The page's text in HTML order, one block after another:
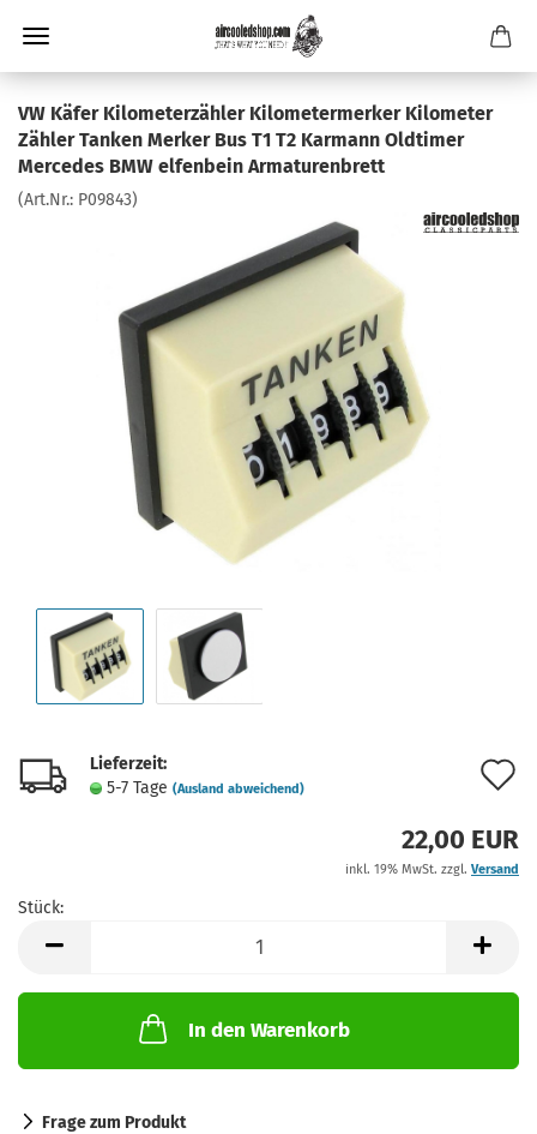
VW Käfer Kilometerzähler Kilometermerker Kilometer
Zähler Tanken Merker Bus T1 T2 Karmann Oldtimer
Mercedes BMW elfenbein Armaturenbrett
(Art.Nr.: P09843)
Lieferzeit:
5-7 Tage (Ausland abweichend)
22,00 EUR
inkl. 19% MwSt. zzgl. Versand
Stück:
In den Warenkorb
Frage zum Produkt